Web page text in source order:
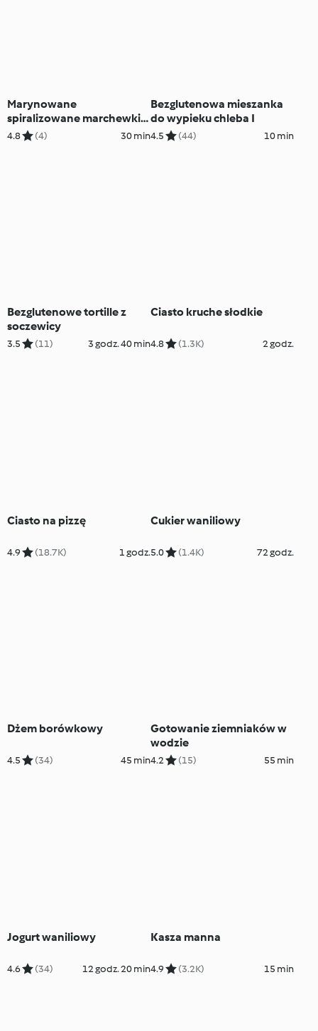
Marynowane
spiralizowane marchewki
(TM6, TM7)
4.8 (4) 30 min
Bezglutenowa mieszanka
do wypieku chleba I
4.5 (44) 10 min
Bezglutenowe tortille z
soczewicy
3.5 (11) 3 godz. 40 min
Ciasto kruche słodkie
4.8 (1.3K) 2 godz.
Ciasto na pizzę
4.9 (18.7K) 1 godz.
Cukier waniliowy
5.0 (1.4K) 72 godz.
Dżem borówkowy
4.5 (34) 45 min
Gotowanie ziemniaków w
wodzie
4.2 (15) 55 min
Jogurt waniliowy
4.6 (34) 12 godz. 20 min
Kasza manna
4.9 (3.2K) 15 min